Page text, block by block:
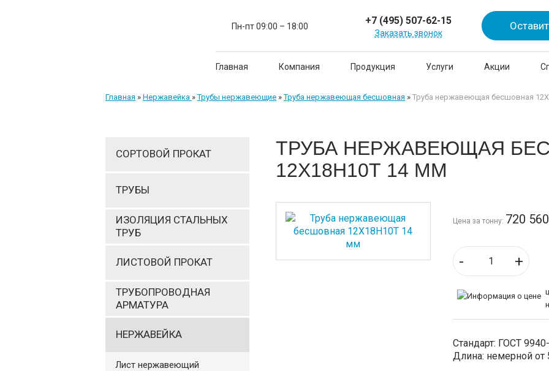
Пн-пт 09:00 – 18:00 +7 (495) 507-62-15
Заказать звонок
Главная Компания Продукция Услуги Акции
Главная » Нержавейка »Трубы нержавеющие »Труба нержавеющая бесшовная » Труба нержавеющая бесшовная
СОРТОВОЙ ПРОКАТ
ТРУБЫ
ИЗОЛЯЦИЯ СТАЛЬНЫХ
ТРУБ
ЛИСТОВОЙ ПРОКАТ
ТРУБОПРОВОДНАЯ
АРМАТУРА
НЕРЖАВЕЙКА
Лист нержавеющий
ТРУБА НЕРЖАВЕЮЩАЯ
12Х18Н10Т 14 ММ
Цена за тонну: 720 560
- +
Стандарт: ГОСТ
Длина: немерной от